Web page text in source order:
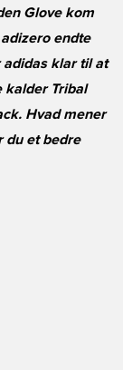
Glove kom
endte
adidas klar til at
kalder Tribal
Hvad mener
du et bedre